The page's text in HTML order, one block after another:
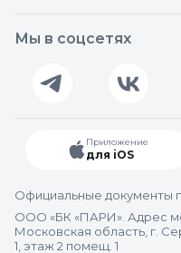
Мы в соцсетях
Приложение
для iOS
Официальные документы
ООО «БК «ПАРИ». Адрес
Московская область, г.
1, этаж 2 помещ. 1